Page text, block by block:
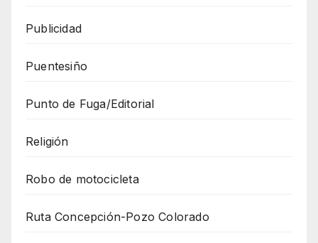
Publicidad
Puentesiño
Punto de Fuga/Editorial
Religión
Robo de motocicleta
Ruta Concepción-Pozo Colorado